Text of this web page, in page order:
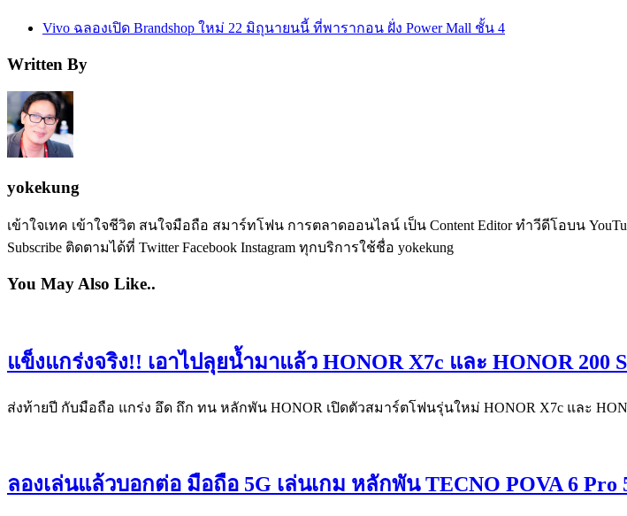
Vivo ฉลองเปิด Brandshop ใหม่ 22 มิถุนายนนี้ ที่พารากอน ฝั่ง Power Mall ชั้น 4
Written By
yokekung
เข้าใจเทค เข้าใจชีวิต สนใจมือถือ สมาร์ทโฟน การตลาดออนไลน์ เป็น Content Editor ทำวีดีโอบน
Subscribe ติดตามได้ที่ Twitter Facebook Instagram ทุกบริการใช้ชื่อ yokekung
You May Also Like..
แข็งแกร่งจริง!! เอาไปลุยน้ำมาแล้ว HONOR X7c และ HONOR 200
ส่งท้ายปี กับมือถือ แกร่ง อึด ถึก ทน หลักพัน HONOR เปิดตัวสมาร์ตโฟนรุ่นใหม่ HONOR X7c และ
ลองเล่นแล้วบอกต่อ มือถือ 5G เล่นเกม หลักพัน TECNO POVA 6